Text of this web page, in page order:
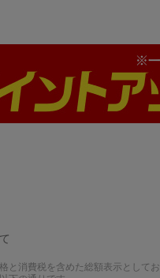
と消費税を含めた総額表示としてお